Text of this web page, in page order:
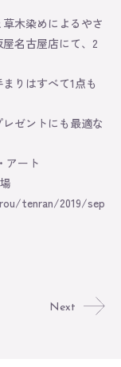
木染めによるやさ
名古屋店にて、2
りはすべて1点も
ゼントにも最適な
アート
tenran/2019/sep
Next